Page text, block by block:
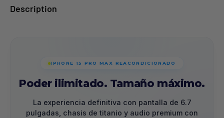
Description
IPHONE 15 PRO MAX REACONDICIONADO
Poder ilimitado. Tamaño máximo.
La experiencia definitiva con pantalla de 6.7
pulgadas, chasis de titanio y audio premium con